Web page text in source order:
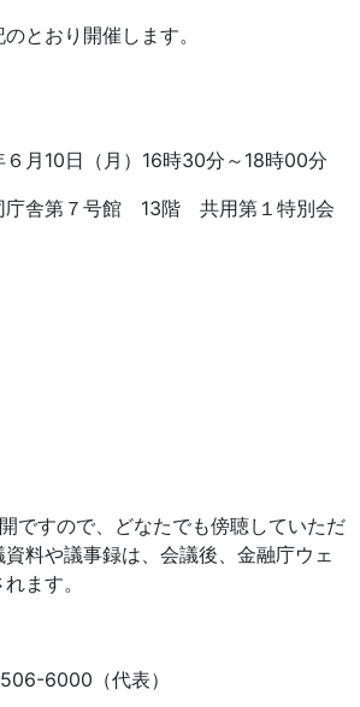
とおり開催します。
６月10日（月）16時30分～18時00分
庁舎第７号館 13階 共用第１特別会
ですので、どなたでも傍聴していただ
料や議事録は、会議後、金融庁ウェ
ます。
6000（代表）